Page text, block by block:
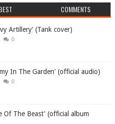
COMMENTS
Artillery' (Tank cover)
0
In The Garden' (official audio)
0
Of The Beast' (official album